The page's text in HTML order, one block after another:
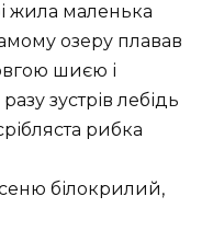
жила маленька
озеру плавав
шиєю і
зустрів лебідь
срібляста рибка
білокрилий,